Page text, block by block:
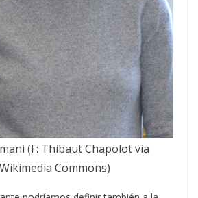
(F: Thibaut Chapolot via
Wikimedia Commons)